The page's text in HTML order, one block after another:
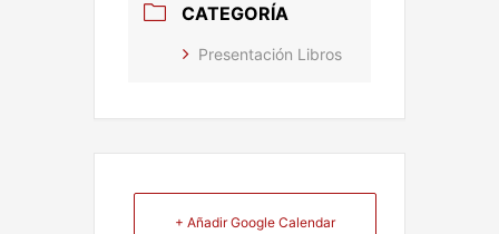
CATEGORÍA
Presentación Libros
+ Añadir Google Calendar